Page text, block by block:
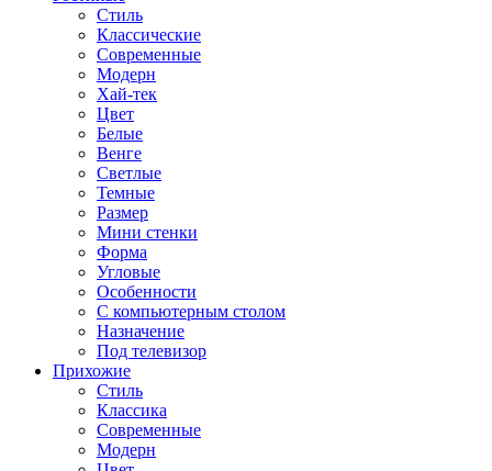
Стиль
Классические
Современные
Модерн
Хай-тек
Цвет
Белые
Венге
Светлые
Темные
Размер
Мини стенки
Форма
Угловые
Особенности
С компьютерным столом
Назначение
Под телевизор
Прихожие
Стиль
Классика
Современные
Модерн